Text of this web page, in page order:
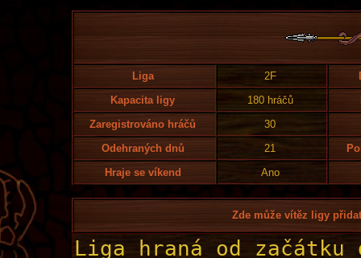
Liga 2F
Kapacita ligy
180 hráčů
Zaregistrováno hráčů
30
Odehraných dnů
21
Hraje se víkend
Ano
Zde může vítěz ligy